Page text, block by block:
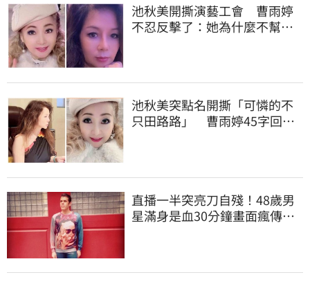
池秋美開撕演藝工會 曹雨婷
不忍反擊了：她為什麼不幫田
池秋美突點名開撕「可憐的不
只田路路」 曹雨婷45字回應
直播一半突亮刀自殘！48歲男
星滿身是血30分鐘畫面瘋傳